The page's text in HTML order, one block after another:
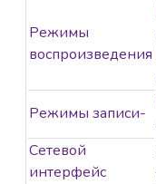
Режимы
воспроизведения
Режимы записи-
Сетевой
интерфейс